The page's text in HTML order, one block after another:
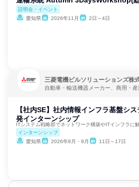
説明会・イベント
愛知県
2026年11月 2日～4日
三菱電機ビルソリューションズ株
自動車・輸送機器メーカー、商用・産
【社内SE】社内情報インフラ基盤シス
発インターンシップ
ITシステム戦略部でネットワーク構築やITインフラに
インターンシップ
愛知県
2026年8月・9月 11日～17日